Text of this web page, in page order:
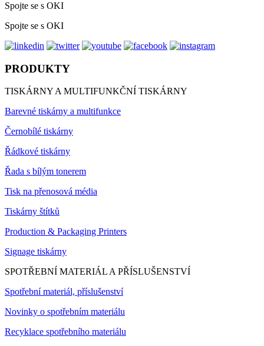
Spojte se s OKI
Spojte se s OKI
PRODUKTY
TISKÁRNY A MULTIFUNKČNÍ TISKÁRNY
Barevné tiskárny a multifunkce
Černobílé tiskárny
Řádkové tiskárny
Řada s bílým tonerem
Tisk na přenosová média
Tiskárny štítků
Production & Packaging Printers
Signage tiskárny
SPOTŘEBNÍ MATERIÁL A PŘÍSLUŠENSTVÍ
Spotřební materiál, příslušenství
Novinky o spotřebním materiálu
Recyklace spotřebního materiálu